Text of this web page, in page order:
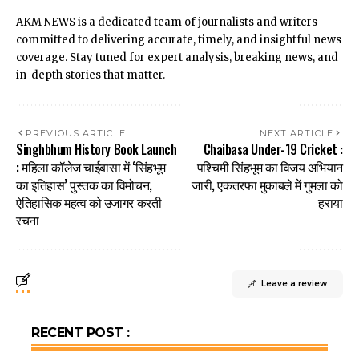
AKM NEWS is a dedicated team of journalists and writers
committed to delivering accurate, timely, and insightful news
coverage. Stay tuned for expert analysis, breaking news, and
in-depth stories that matter.
PREVIOUS ARTICLE
Singhbhum History Book Launch
: महिला कॉलेज चाईबासा में ‘सिंहभूम
का इतिहास’ पुस्तक का विमोचन,
ऐतिहासिक महत्व को उजागर करती
रचना
NEXT ARTICLE
Chaibasa Under-19 Cricket :
पश्चिमी सिंहभूम का विजय अभियान
जारी, एकतरफा मुकाबले में गुमला को
हराया
Leave a review
RECENT POST :